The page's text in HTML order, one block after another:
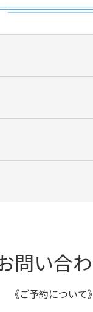
問い合
《ご予約について》